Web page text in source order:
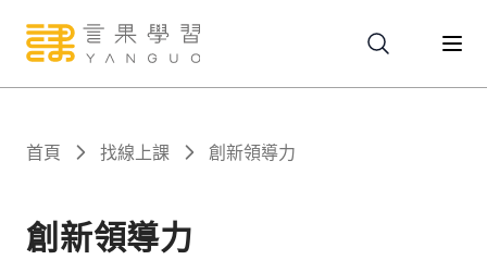
關於
服務
首頁 找線上課 創新領導力
創新領導力